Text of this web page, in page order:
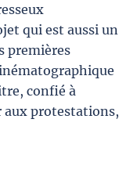
qui est aussi un
premières
confié à
aux protestations,